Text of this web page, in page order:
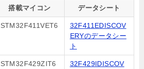
搭載マイコン データシート
STM32F411VET6
32F411EDISCOV
ERYのデータシー
ト
STM32F429ZIT6
32F429IDISCOV